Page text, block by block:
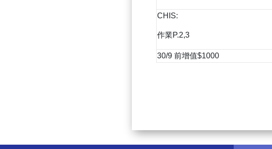
CHIS:
作業P.2,3
30/9 前增值$1000